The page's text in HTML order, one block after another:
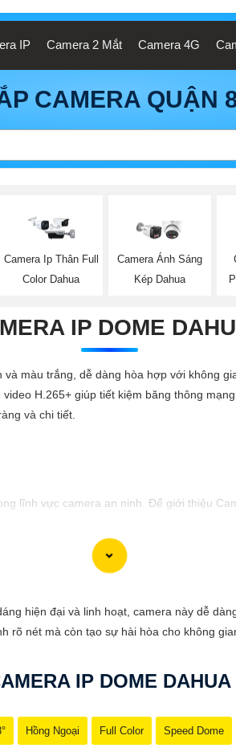
IP Camera 2 Mắt Camera 4G
CAMERA QUẬN
Camera Ip Thân Full
Color Dahua
Camera Ánh Sáng
Kép Dahua
IP DOME
màu trắng, dễ dàng hòa hợp với không
H.265+ giúp tiết kiệm băng thông
và chi tiết.
lĩnh vực camera an ninh. Để giới thiệu
vượt trội. Với hình ảnh sắc nét và tính
lượng vượt trội của Camera Dahua chính
hiện đại và linh hoạt, camera này dễ
rõ nét mà còn tạo sự hài hòa cho không
IP DOME DAHUA
Hồng Ngoại Full Color Speed Dome